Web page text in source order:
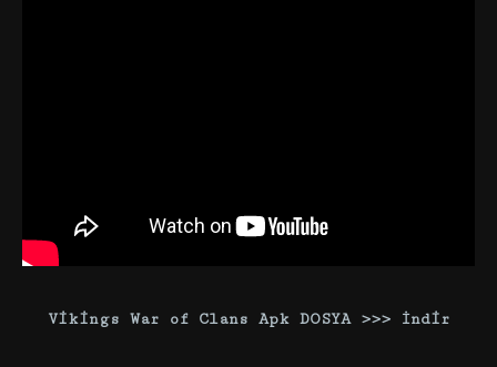
Vikings War of Clans Apk DOSYA >>> İndir